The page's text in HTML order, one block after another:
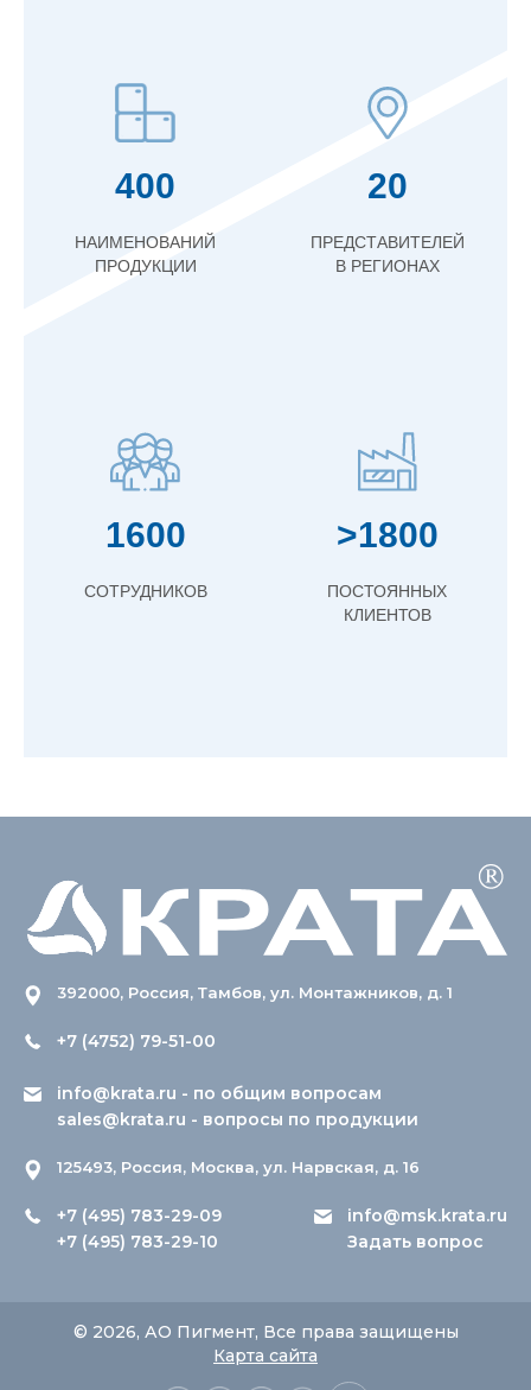
400
НАИМЕНОВАНИЙ
ПРОДУКЦИИ
20
ПРЕДСТАВИТЕЛЕЙ
В РЕГИОНАХ
1600
СОТРУДНИКОВ
>1800
ПОСТОЯННЫХ
КЛИЕНТОВ
392000, Россия, Тамбов, ул. Монтажников, д. 1
+7 (4752) 79-51-00
info@krata.ru - по общим вопросам
sales@krata.ru - вопросы по продукции
125493, Россия, Москва, ул. Нарвская, д. 16
+7 (495) 783-29-09
+7 (495) 783-29-10
info@msk.krata.ru
Задать вопрос
© 2026, АО Пигмент, Все права защищены
Карта сайта